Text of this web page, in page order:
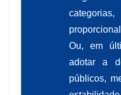
Ou, em
adotar a
públicos,